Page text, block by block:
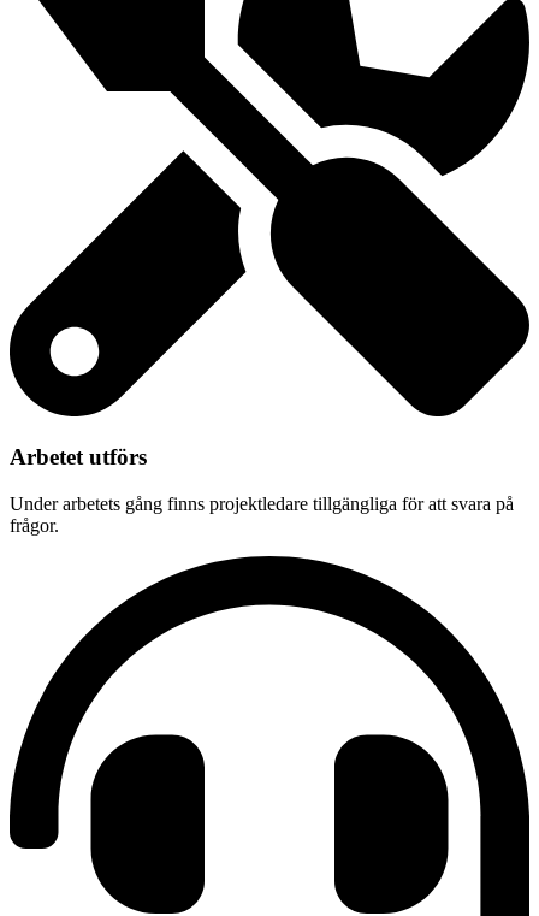
Arbetet utförs
Under arbetets gång finns projektledare tillgängliga för att svara på
frågor.